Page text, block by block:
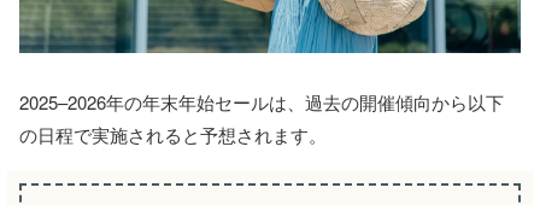
2025–2026年の年末年始セールは、過去の開催傾向から以下
の日程で実施されると予想されます。